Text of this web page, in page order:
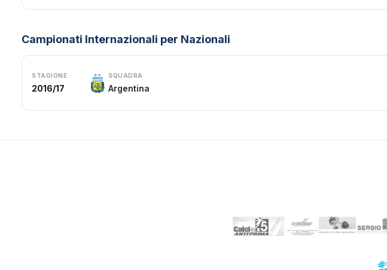
Campionati Internazionali per Nazionali
STAGIONE
2016/17
SQUADRA
Argentina